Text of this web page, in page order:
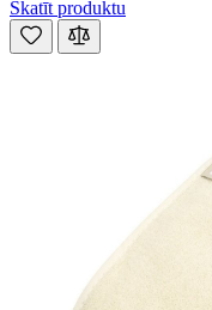
Skatīt produktu